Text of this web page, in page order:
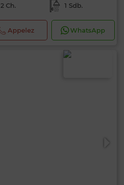
2 Ch. 1 Sdb.
Appelez WhatsApp